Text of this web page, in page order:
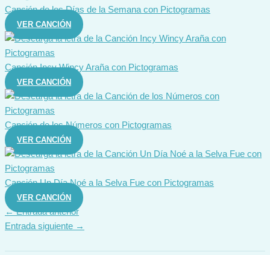
Canción de los Días de la Semana con Pictogramas
VER CANCIÓN
Canción Incy Wincy Araña con Pictogramas
VER CANCIÓN
Canción de los Números con Pictogramas
VER CANCIÓN
Canción Un Día Noé a la Selva Fue con Pictogramas
VER CANCIÓN
←Entrada anterior
Entrada siguiente →